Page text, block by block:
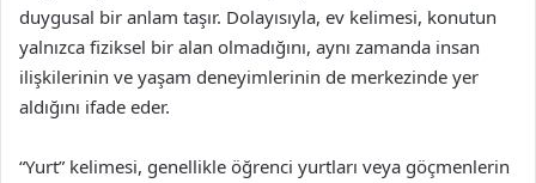
duygusal bir anlam taşır. Dolayısıyla, ev kelimesi, konutun
yalnızca fiziksel bir alan olmadığını, aynı zamanda insan
ilişkilerinin ve yaşam deneyimlerinin de merkezinde yer
aldığını ifade eder.
“Yurt” kelimesi, genellikle öğrenci yurtları veya göçmenlerin